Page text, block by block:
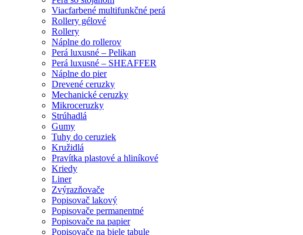
Viacfarbené multifunkčné perá
Rollery gélové
Rollery
Náplne do rollerov
Perá luxusné – Pelikan
Perá luxusné – SHEAFFER
Náplne do pier
Drevené ceruzky
Mechanické ceruzky
Mikroceruzky
Strúhadlá
Gumy
Tuhy do ceruziek
Kružidlá
Pravítka plastové a hliníkové
Kriedy
Liner
Zvýrazňovače
Popisovač lakový
Popisovače permanentné
Popisovače na papier
Popisovače na biele tabule